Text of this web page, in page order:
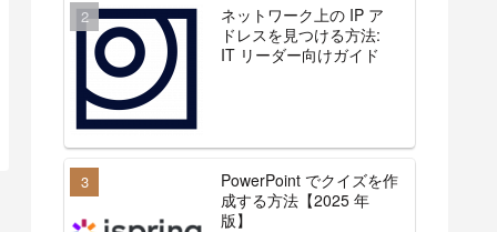
ネットワーク上の IP ア
ドレスを見つける方法:
IT リーダー向けガイド
PowerPoint でクイズを作
成する方法【2025 年
版】